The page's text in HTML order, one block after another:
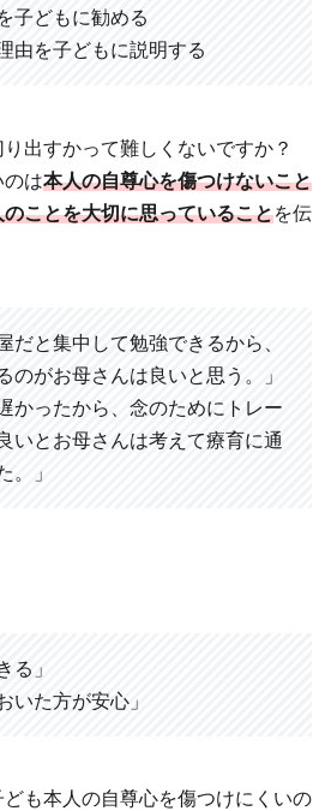
子どもに勧める
由を子どもに説明する
出すかって難しくないですか？
のは本人の自尊心を傷つけないこと
ことを大切に思っていることを伝
だと集中して勉強できるから、
のがお母さんは良いと思う。」
かったから、念のためにトレー
いとお母さんは考えて療育に通
。」
る」
いた方が安心」
も本人の自尊心を傷つけにくいの